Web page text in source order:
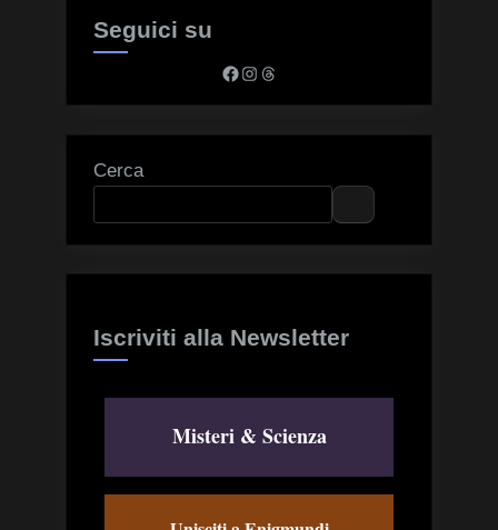
Seguici su
Facebook
Instagram
Threads
Cerca
Iscriviti alla Newsletter
Misteri & Scienza